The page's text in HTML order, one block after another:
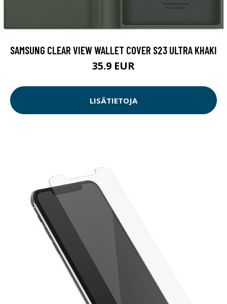
SAMSUNG CLEAR VIEW WALLET COVER S23 ULTRA KHAKI
35.9 EUR
LISÄTIETOJA